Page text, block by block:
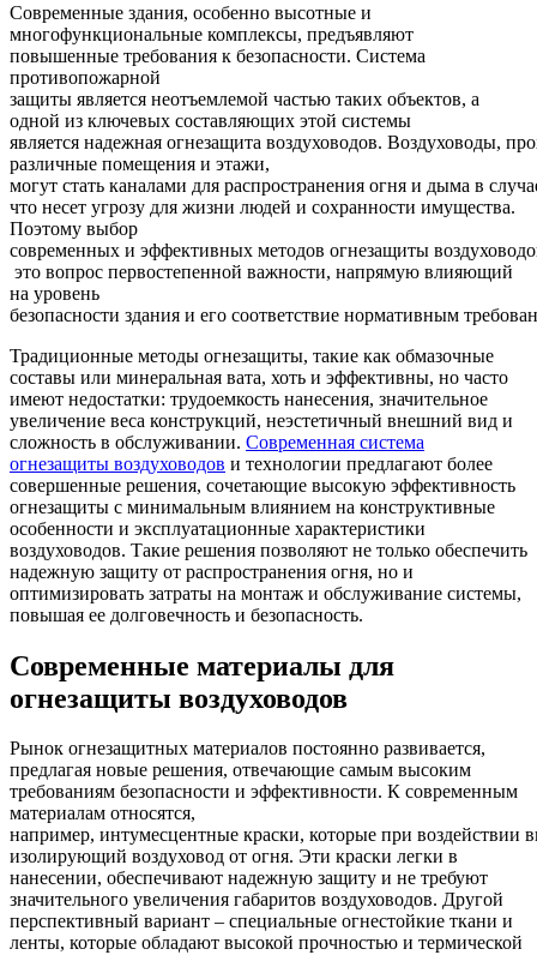
Современные здания, особенно высотные и
многофункциональные комплексы, предъявляют
повышенные требования к безопасности. Система
противопожарной
защиты является неотъемлемой частью таких объектов, а
одной из ключевых составляющих этой системы
является надежная огнезащита воздуховодов. Воздуховоды,
различные помещения и этажи,
могут стать каналами для распространения огня и дыма в
что несет угрозу для жизни людей и сохранности имущества.
Поэтому выбор
современных и эффективных методов огнезащиты
это вопрос первостепенной важности, напрямую влияющий
на уровень
безопасности здания и его соответствие нормативным
Традиционные методы огнезащиты, такие как обмазочные
составы или минеральная вата, хоть и эффективны, но часто
имеют недостатки: трудоемкость нанесения, значительное
увеличение веса конструкций, неэстетичный внешний вид и
сложность в обслуживании. Современная система
огнезащиты воздуховодов и технологии предлагают более
совершенные решения, сочетающие высокую эффективность
огнезащиты с минимальным влиянием на конструктивные
особенности и эксплуатационные характеристики
воздуховодов. Такие решения позволяют не только обеспечить
надежную защиту от распространения огня, но и
оптимизировать затраты на монтаж и обслуживание системы,
повышая ее долговечность и безопасность.
Современные материалы для
огнезащиты воздуховодов
Рынок огнезащитных материалов постоянно развивается,
предлагая новые решения, отвечающие самым высоким
требованиям безопасности и эффективности. К современным
материалам относятся,
например, интумесцентные краски, которые при воздействии
изолирующий воздуховод от огня. Эти краски легки в
нанесении, обеспечивают надежную защиту и не требуют
значительного увеличения габаритов воздуховодов. Другой
перспективный вариант – специальные огнестойкие ткани и
ленты, которые обладают высокой прочностью и термической